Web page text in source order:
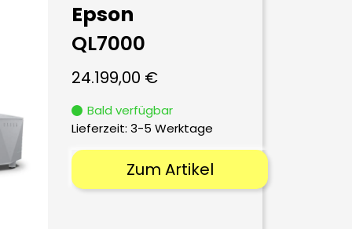
Epson
QL7000
24.199,00 €
Bald verfügbar
Lieferzeit: 3-5 Werktage
Zum Artikel